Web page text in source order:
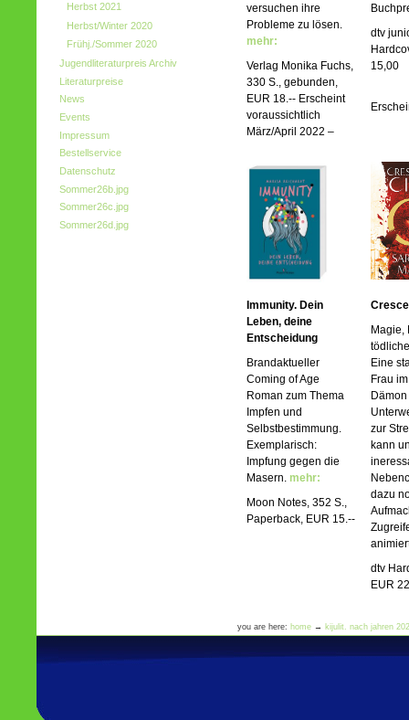
Herbst 2021
Herbst/Winter 2020
Frühj./Sommer 2020
Jugendliteraturpreis Archiv
Literaturpreise
News
Events
Impressum
Bestellservice
Datenschutz
Sommer26b.jpg
Sommer26c.jpg
Sommer26d.jpg
versuchen ihre
Probleme zu lösen.
mehr:
Verlag Monika Fuchs,
330 S., gebunden,
EUR 18.-- Erscheint
voraussichtlich
März/April 2022 –
dtv
15,00
Immunity. Dein
Leben, deine
Entscheidung
Brandaktueller
Coming of Age
Roman zum Thema
Impfen und
Selbstbestimmung.
Exemplarisch:
Impfung gegen die
Masern.mehr:
Moon Notes, 352 S.,
Paperback, EUR 15.--
Magie,
Eine
Frau
zur
kann
dazu
dtv
EUR
you are here: home → kijulit. nach jahren